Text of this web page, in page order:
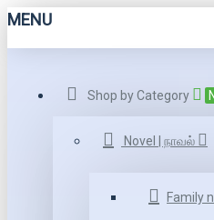
MENU
Shop by Category
Novel | நாவல்
Family